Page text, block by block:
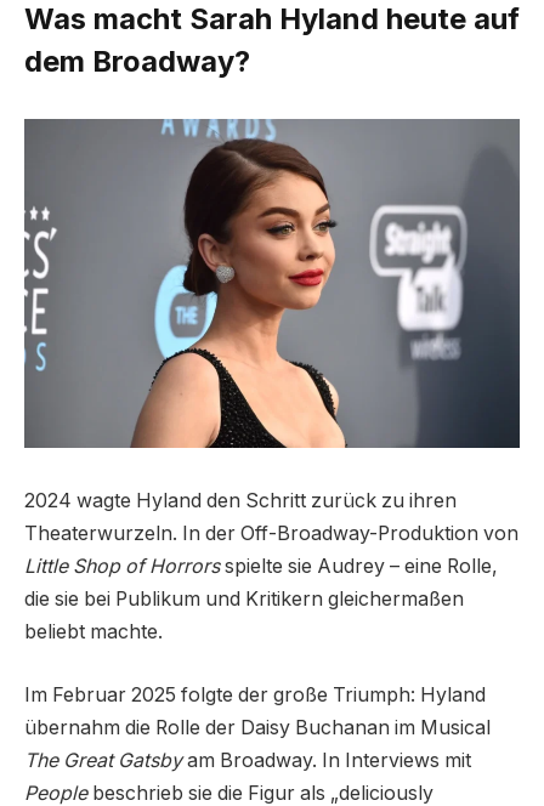
Was macht Sarah Hyland heute auf
dem Broadway?
2024 wagte Hyland den Schritt zurück zu ihren
Theaterwurzeln. In der Off-Broadway-Produktion von
Little Shop of Horrorsspielte sie Audrey – eine Rolle,
die sie bei Publikum und Kritikern gleichermaßen
beliebt machte.
Im Februar 2025 folgte der große Triumph: Hyland
übernahm die Rolle der Daisy Buchanan im Musical
The Great Gatsbyam Broadway. In Interviews mit
Peoplebeschrieb sie die Figur als „deliciously